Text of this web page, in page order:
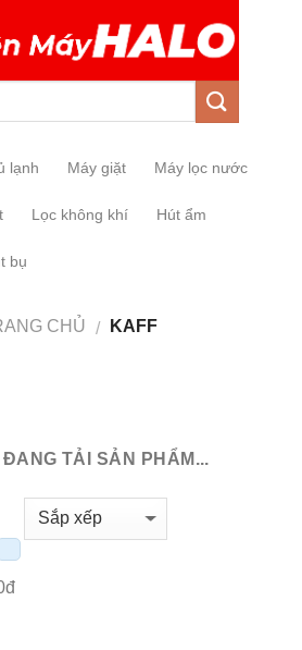
lạnh Máy giặt Máy lọc nước
Lọc không khí Hút ẩm
bụ
CHỦ / KAFF
ĐANG TẢI SẢN PHẨM...
đ